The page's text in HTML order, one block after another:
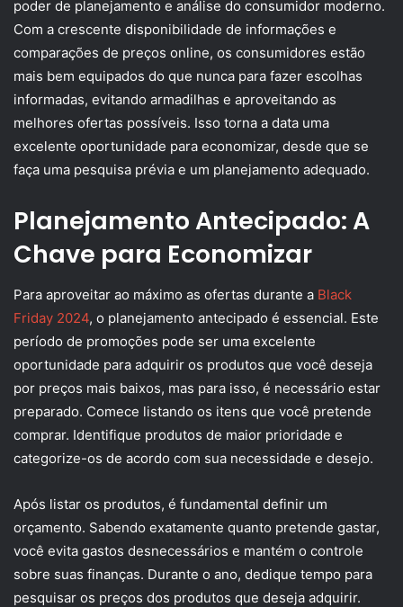
poder de planejamento e análise do consumidor moderno.
Com a crescente disponibilidade de informações e
comparações de preços online, os consumidores estão
mais bem equipados do que nunca para fazer escolhas
informadas, evitando armadilhas e aproveitando as
melhores ofertas possíveis. Isso torna a data uma
excelente oportunidade para economizar, desde que se
faça uma pesquisa prévia e um planejamento adequado.
Planejamento Antecipado: A
Chave para Economizar
Para aproveitar ao máximo as ofertas durante a Black
Friday 2024, o planejamento antecipado é essencial. Este
período de promoções pode ser uma excelente
oportunidade para adquirir os produtos que você deseja
por preços mais baixos, mas para isso, é necessário estar
preparado. Comece listando os itens que você pretende
comprar. Identifique produtos de maior prioridade e
categorize-os de acordo com sua necessidade e desejo.
Após listar os produtos, é fundamental definir um
orçamento. Sabendo exatamente quanto pretende gastar,
você evita gastos desnecessários e mantém o controle
sobre suas finanças. Durante o ano, dedique tempo para
pesquisar os preços dos produtos que deseja adquirir.